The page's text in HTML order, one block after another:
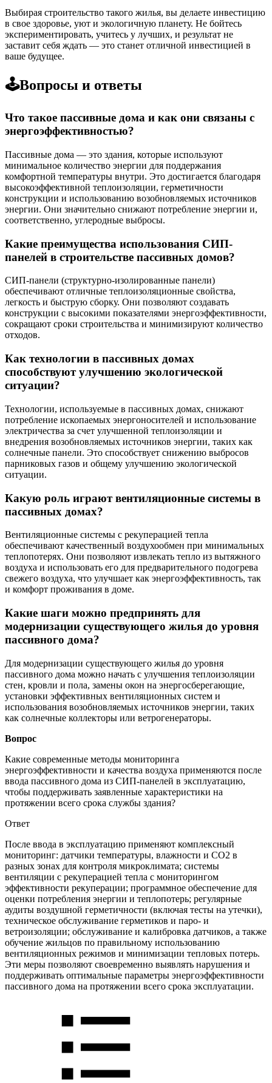
Выбирая строительство такого жилья, вы делаете инвестицию
в свое здоровье, уют и экологичную планету. Не бойтесь
экспериментировать, учитесь у лучших, и результат не
заставит себя ждать — это станет отличной инвестицией в
ваше будущее.
🕹️Вопросы и ответы
Что такое пассивные дома и как они связаны с
энергоэффективностью?
Пассивные дома — это здания, которые используют
минимальное количество энергии для поддержания
комфортной температуры внутри. Это достигается благодаря
высокоэффективной теплоизоляции, герметичности
конструкции и использованию возобновляемых источников
энергии. Они значительно снижают потребление энергии и,
соответственно, углеродные выбросы.
Какие преимущества использования СИП-
панелей в строительстве пассивных домов?
СИП-панели (структурно-изолированные панели)
обеспечивают отличные теплоизоляционные свойства,
легкость и быструю сборку. Они позволяют создавать
конструкции с высокими показателями энергоэффективности,
сокращают сроки строительства и минимизируют количество
отходов.
Как технологии в пассивных домах
способствуют улучшению экологической
ситуации?
Технологии, используемые в пассивных домах, снижают
потребление ископаемых энергоносителей и использование
электричества за счет улучшенной теплоизоляции и
внедрения возобновляемых источников энергии, таких как
солнечные панели. Это способствует снижению выбросов
парниковых газов и общему улучшению экологической
ситуации.
Какую роль играют вентиляционные системы в
пассивных домах?
Вентиляционные системы с рекуперацией тепла
обеспечивают качественный воздухообмен при минимальных
теплопотерях. Они позволяют извлекать тепло из вытяжного
воздуха и использовать его для предварительного подогрева
свежего воздуха, что улучшает как энергоэффективность, так
и комфорт проживания в доме.
Какие шаги можно предпринять для
модернизации существующего жилья до уровня
пассивного дома?
Для модернизации существующего жилья до уровня
пассивного дома можно начать с улучшения теплоизоляции
стен, кровли и пола, замены окон на энергосберегающие,
установки эффективных вентиляционных систем и
использования возобновляемых источников энергии, таких
как солнечные коллекторы или ветрогенераторы.
Вопрос
Какие современные методы мониторинга
энергоэффективности и качества воздуха применяются после
ввода пассивного дома из СИП-панелей в эксплуатацию,
чтобы поддерживать заявленные характеристики на
протяжении всего срока службы здания?
Ответ
После ввода в эксплуатацию применяют комплексный
мониторинг: датчики температуры, влажности и CO2 в
разных зонах для контроля микроклимата; системы
вентиляции с рекуперацией тепла с мониторингом
эффективности рекуперации; программное обеспечение для
оценки потребления энергии и теплопотерь; регулярные
аудиты воздушной герметичности (включая тесты на утечки),
техническое обслуживание герметиков и паро- и
ветроизоляции; обслуживание и калибровка датчиков, а также
обучение жильцов по правильному использованию
вентиляционных режимов и минимизации тепловых потерь.
Эти меры позволяют своевременно выявлять нарушения и
поддерживать оптимальные параметры энергоэффективности
пассивного дома на протяжении всего срока эксплуатации.